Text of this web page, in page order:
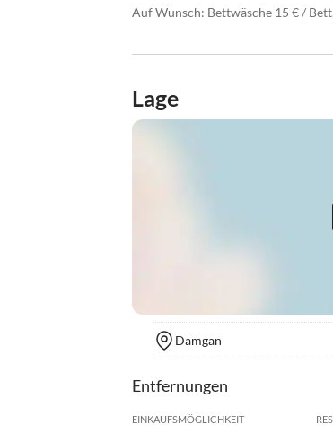
Auf Wunsch: Bettwäsche 15 € /
Lage
Damgan
Entfernungen
EINKAUFSMÖGLICHKEIT